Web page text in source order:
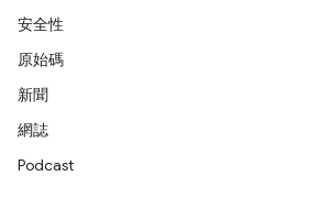
安全性
原始碼
新聞
網誌
Podcast